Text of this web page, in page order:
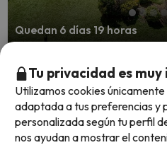
Quedan 6 días 19 horas
Naturaleza y piscina:
verano en Ávila
Hotel Sonsoles Ávila
Tu privacidad es
Utilizamos cookies
adaptada a tus preferencias y
personalizada según tu perfil
nos ayudan a mostrar el